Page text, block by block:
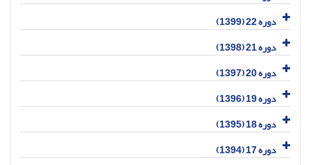
دوره 22 (1399)
دوره 21 (1398)
دوره 20 (1397)
دوره 19 (1396)
دوره 18 (1395)
دوره 17 (1394)